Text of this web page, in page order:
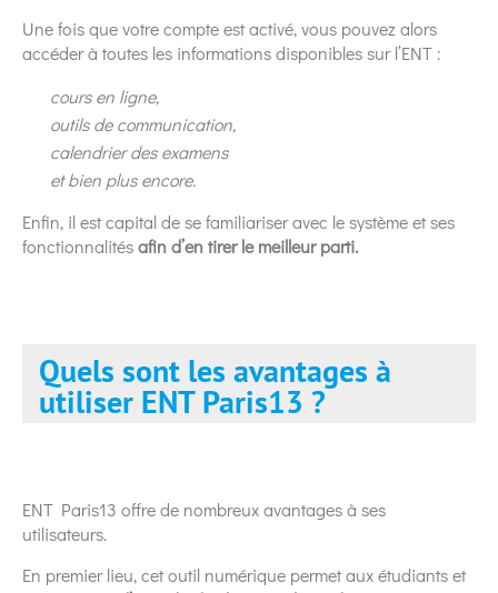
Une fois que votre compte est activé, vous pouvez alors
accéder à toutes les informations disponibles sur l’ENT :
cours en ligne,
outils de communication,
calendrier des examens
et bien plus encore.
Enfin, il est capital de se familiariser avec le système et ses
fonctionnalitésafin d’en tirer le meilleur parti.
Quels sont les avantages à
utiliser ENT Paris13 ?
ENT Paris13 offre de nombreux avantages à ses
utilisateurs.
En premier lieu, cet outil numérique permet aux étudiants et